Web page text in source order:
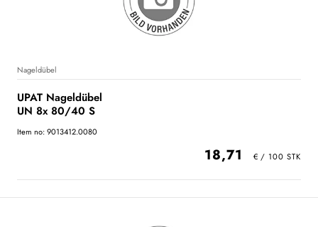
Nageldübel
UPAT Nageldübel
UN 8x 80/40 S
Item no: 9013412.0080
18,71